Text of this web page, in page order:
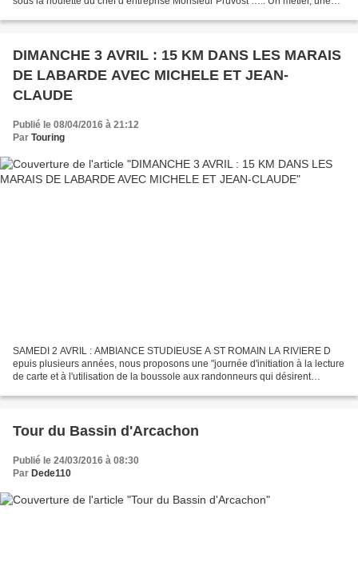
DIMANCHE 3 AVRIL : 15 KM DANS LES MARAIS
DE LABARDE AVEC MICHELE ET JEAN-
CLAUDE
Publié le 08/04/2016 à 21:12
Par Touring
SAMEDI 2 AVRIL : AMBIANCE STUDIEUSE A ST ROMAIN LA RIVIERE D
epuis plusieurs années, nous proposons une "journée d'initiation à la lecture
de carte et à l'utilisation de la boussole aux randonneurs qui désirent
Tour du Bassin d'Arcachon
Publié le 24/03/2016 à 08:30
Par Dede110